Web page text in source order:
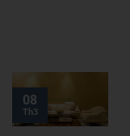
08
Th3